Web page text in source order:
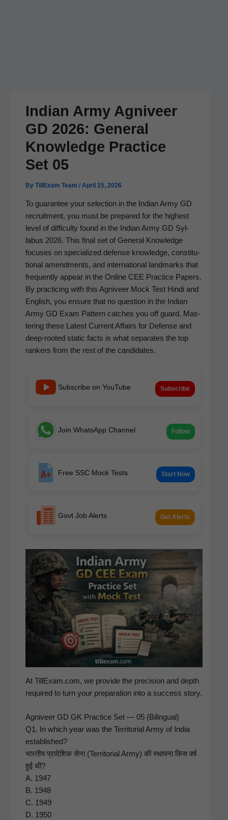
Indian Army Agniveer
GD 2026: General
Knowledge Practice
Set 05
By TillExam Team / April 15, 2026
To guar­an­tee your selec­tion in the Indi­an Army GD
recruit­ment, you must be pre­pared for the high­est
lev­el of dif­fi­cul­ty found in the Indi­an Army GD Syl­
labus 2026. This final set of Gen­er­al Knowl­edge
focus­es on spe­cial­ized defense knowl­edge, con­sti­tu­
tion­al amend­ments, and inter­na­tion­al land­marks that
fre­quent­ly appear in the Online CEE Prac­tice Papers.
By prac­tic­ing with this Agniveer Mock Test Hin­di and
Eng­lish, you ensure that no ques­tion in the Indi­an
Army GD Exam Pat­tern catch­es you off guard. Mas­
ter­ing these Lat­est Cur­rent Affairs for Defense and
deep-root­ed sta­t­ic facts is what sep­a­rates the top
rankers from the rest of the candidates.
Subscribe on YouTube Subscribe
Join WhatsApp Channel Follow
Free SSC Mock Tests Start Now
Govt Job Alerts Get Alerts
At TillExam.com, we pro­vide the pre­ci­sion and depth
required to turn your prepa­ra­tion into a suc­cess story.
Agniveer GD GK Prac­tice Set — 05 (Bilin­gual)
Q1. In which year was the Ter­ri­to­r­i­al Army of India
estab­lished?
भारतीय प्रादेशिक सेना (Ter­ri­to­r­i­al Army) की स्थापना किस वर्ष
हुई थी?
A. 1947
B. 1948
C. 1949
D. 1950